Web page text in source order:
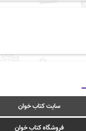
سایت کتاب خوان
فروشگاه کتاب خوان